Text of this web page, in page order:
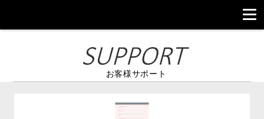
お客様サポート